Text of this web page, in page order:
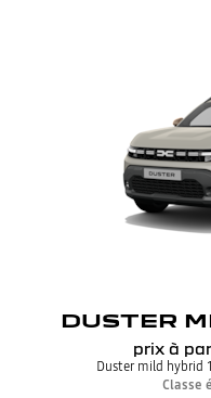
DUSTER
prix à
Duster mild hybrid
Classe